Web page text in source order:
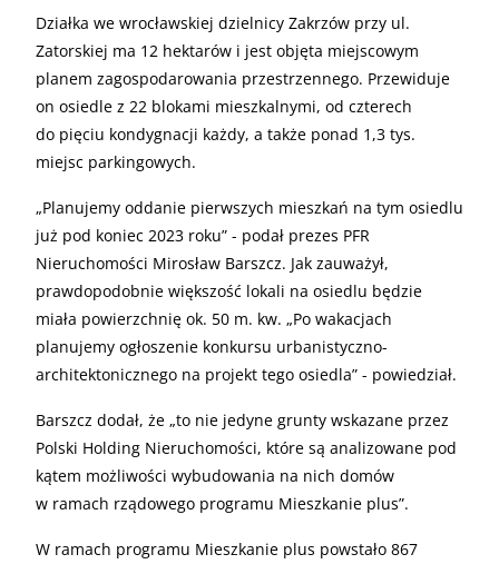
Działka we wrocławskiej dzielnicy Zakrzów przy ul.
Zatorskiej ma 12 hektarów i jest objęta miejscowym
planem zagospodarowania przestrzennego. Przewiduje
on osiedle z 22 blokami mieszkalnymi, od czterech
do pięciu kondygnacji każdy, a także ponad 1,3 tys.
miejsc parkingowych.
„Planujemy oddanie pierwszych mieszkań na tym osiedlu
już pod koniec 2023 roku” - podał prezes PFR
Nieruchomości Mirosław Barszcz. Jak zauważył,
prawdopodobnie większość lokali na osiedlu będzie
miała powierzchnię ok. 50 m. kw. „Po wakacjach
planujemy ogłoszenie konkursu urbanistyczno-
architektonicznego na projekt tego osiedla” - powiedział.
Barszcz dodał, że „to nie jedyne grunty wskazane przez
Polski Holding Nieruchomości, które są analizowane pod
kątem możliwości wybudowania na nich domów
w ramach rządowego programu Mieszkanie plus”.
W ramach programu Mieszkanie plus powstało 867